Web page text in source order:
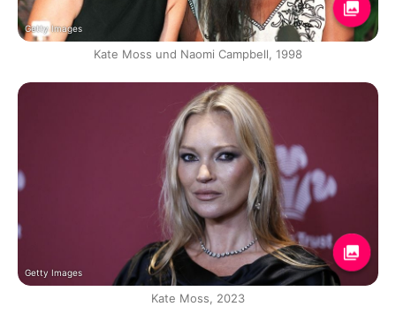
Getty Images
Kate Moss und Naomi Campbell, 1998
Getty Images
Kate Moss, 2023